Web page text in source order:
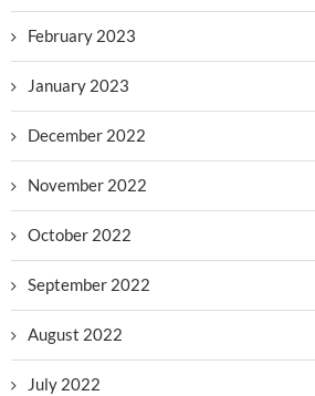
February 2023
January 2023
December 2022
November 2022
October 2022
September 2022
August 2022
July 2022